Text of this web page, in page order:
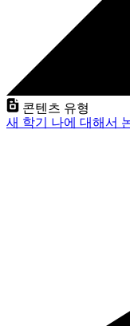
콘텐츠 유형
새 학기 나에 대해서